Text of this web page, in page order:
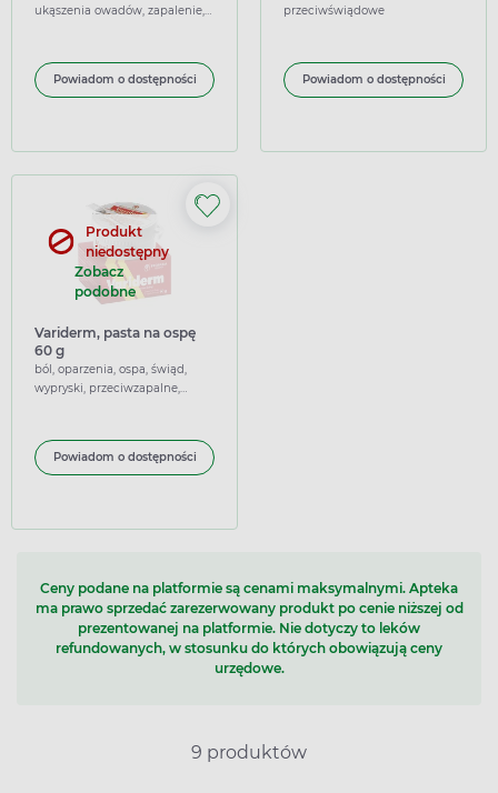
ukąszenia owadów, zapalenie,
Powiadom o dostępności
przeciwświądowe
Powiadom o dostępności
Produkt
niedostępny
Zobacz
podobne
Variderm, pasta na ospę
60 g
ból, oparzenia, ospa, świąd,
wypryski, przeciwzapalne,
Powiadom o dostępności
Ceny podane na platformie są cenami maksymalnymi. Apteka
ma prawo sprzedać zarezerwowany produkt po cenie niższej od
prezentowanej na platformie. Nie dotyczy to leków
refundowanych, w stosunku do których obowiązują ceny
urzędowe.
9 produktów